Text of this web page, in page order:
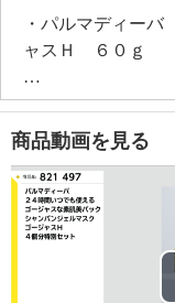
ニコチアナベンタ
チド−１５ヘキサペ
アナ合成ヒト遺伝
チド−４０、グリセ
バンス（異性化糖、
酸Ｎａ、水）、キュ
藻エキス、ベタイ
水））をはじめ、
荒れを防ぎ、お肌
【シャンパンジェ
ェルマスク）・２
・パルマディー
ャスＨ ６０ｇ
【内容】
・付属品：スパチ
・添付文書：能書
【原産国（地）】
・日本製
・パルマディー
商品動画を見る